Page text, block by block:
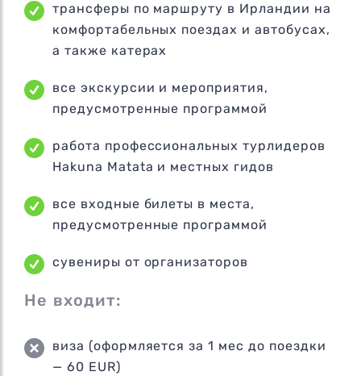
трансферы по маршруту в Ирландии на
комфортабельных поездах и автобусах,
а также катерах
все экскурсии и мероприятия,
предусмотренные программой
работа профессиональных турлидеров
Hakuna Matata и местных гидов
все входные билеты в места,
предусмотренные программой
сувениры от организаторов
Не входит:
виза (оформляется за 1 мес до поездки
— 60 EUR)